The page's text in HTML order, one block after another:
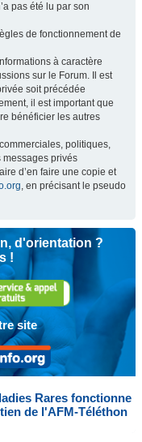
pas été lu par son
de fonctionnement de
à caractère
sur le Forum. Il est
soit précédée
il est important que
bénéficier les autres
politiques,
privés
d’en faire une copie et
, en précisant le pseudo
d'orientation ?
!
site
Rares fonctionne
de l'AFM-Téléthon